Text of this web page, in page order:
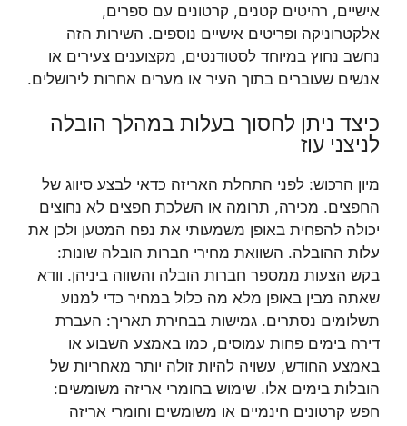
אישיים, רהיטים קטנים, קרטונים עם ספרים,
אלקטרוניקה ופריטים אישיים נוספים. השירות הזה
נחשב נחוץ במיוחד לסטודנטים, מקצוענים צעירים או
אנשים שעוברים בתוך העיר או מערים אחרות לירושלים.
כיצד ניתן לחסוך בעלות במהלך הובלה
לניצני עוז
מיון הרכוש: לפני התחלת האריזה כדאי לבצע סיווג של
החפצים. מכירה, תרומה או השלכת חפצים לא נחוצים
יכולה להפחית באופן משמעותי את נפח המטען ולכן את
עלות ההובלה. השוואת מחירי חברות הובלה שונות:
בקש הצעות ממספר חברות הובלה והשווה ביניהן. וודא
שאתה מבין באופן מלא מה כלול במחיר כדי למנוע
תשלומים נסתרים. גמישות בבחירת תאריך: העברת
דירה בימים פחות עמוסים, כמו באמצע השבוע או
באמצע החודש, עשויה להיות זולה יותר מאחריות של
הובלות בימים אלו. שימוש בחומרי אריזה משומשים:
חפש קרטונים חינמיים או משומשים וחומרי אריזה